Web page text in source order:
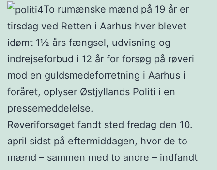
To rumænske mænd på 19 år er
tirsdag ved Retten i Aarhus hver blevet
idømt 1½ års fængsel, udvisning og
indrejseforbud i 12 år for forsøg på røveri
mod en guldsmedeforretning i Aarhus i
foråret, oplyser Østjyllands Politi i en
pressemeddelelse.
Røveriforsøget fandt sted fredag den 10.
april sidst på eftermiddagen, hvor de to
mænd – sammen med to andre – indfandt